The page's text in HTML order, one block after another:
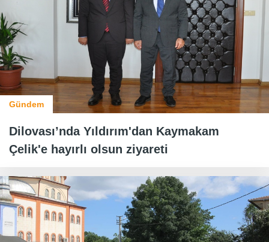
Gündem
Dilovası’nda Yıldırım'dan Kaymakam
Çelik'e hayırlı olsun ziyareti